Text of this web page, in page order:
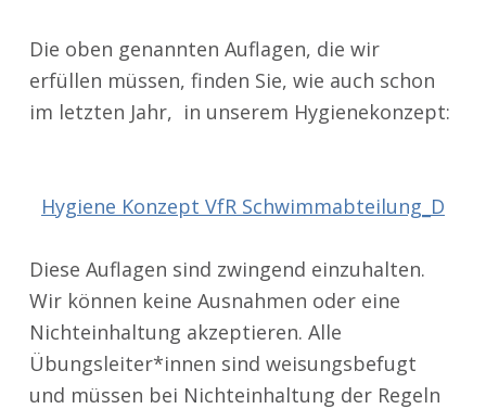
Die oben genannten Auflagen, die wir
erfüllen müssen, finden Sie, wie auch schon
im letzten Jahr, in unserem Hygienekonzept:
Hygiene Konzept VfR Schwimmabteilung_D
Diese Auflagen sind zwingend einzuhalten.
Wir können keine Ausnahmen oder eine
Nichteinhaltung akzeptieren. Alle
Übungsleiter*innen sind weisungsbefugt
und müssen bei Nichteinhaltung der Regeln